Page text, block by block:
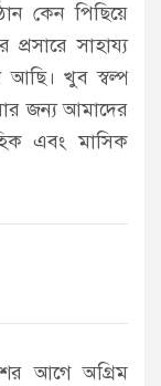
কেন পিছিয়ে
সাহায্য
খুব স্বল্প
জন্য আমাদের
এবং মাসিক
আগে অগ্রিম